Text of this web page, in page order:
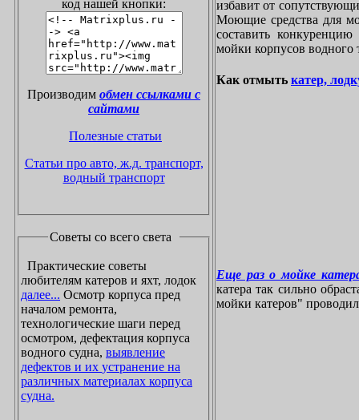
код нашей кнопки:
Производим обмен ссылками с
сайтами
Полезные статьи
Статьи про авто, ж.д. транспорт,
водный транспорт
Советы со всего света
Практические советы
любителям катеров и яхт, лодок
далее... Осмотр корпуса пред
началом ремонта,
технологические шаги перед
осмотром, дефектация корпуса
водного судна, выявление
дефектов и их устранение на
различных материалах корпуса
судна.
избавит от
Моющие средства для
составить
мойки корпусов водного
Как отмыть катер,
Еще раз о мойке
катера так сильно
мойки катеров"